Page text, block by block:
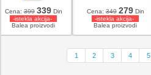
Cena:399 339Din
-istekla akcija-
Balea proizvodi
Cena:349 279Din
-istekla akcija-
Balea proizvodi
1 2 3 4 5